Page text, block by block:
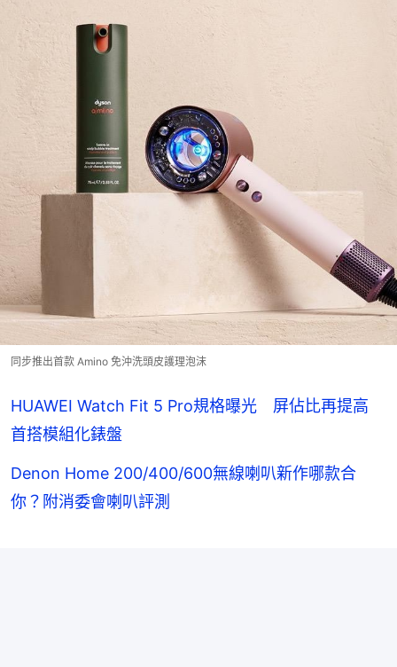
同步推出首款 Amino 免沖洗頭皮護理泡沫
HUAWEI Watch Fit 5 Pro規格曝光 屏佔比再提高
首搭模組化錶盤
Denon Home 200/400/600無線喇叭新作哪款合
你？附消委會喇叭評測